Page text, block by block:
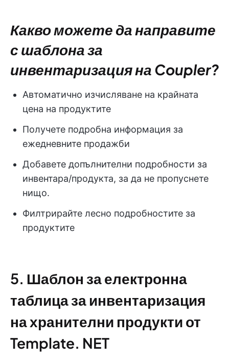
Какво можете да направите
с шаблона за
инвентаризация на Coupler?
Автоматично изчисляване на крайната
цена на продуктите
Получете подробна информация за
ежедневните продажби
Добавете допълнителни подробности за
инвентара/продукта, за да не пропуснете
нищо.
Филтрирайте лесно подробностите за
продуктите
5. Шаблон за електронна
таблица за инвентаризация
на хранителни продукти от
Template. NET